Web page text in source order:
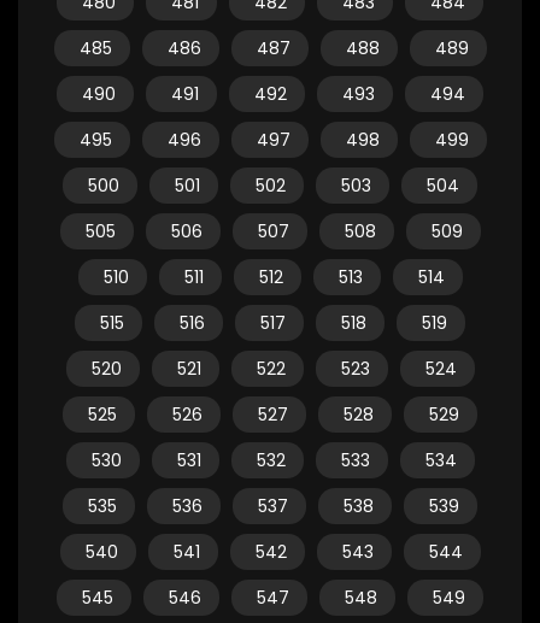
485
486 487 488
489
490
491 492 493
494
495
496 497 498
499
500
501 502 503
504
505
506 507 508
509
510
511 512 513
514
515
516 517 518
519
520
521 522 523
524
525
526 527 528
529
530
531 532 533
534
535
536 537 538
539
540
541 542 543
544
545
546 547 548
549